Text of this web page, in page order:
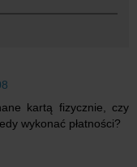
kartą fizycznie, czy
wykonać płatności?